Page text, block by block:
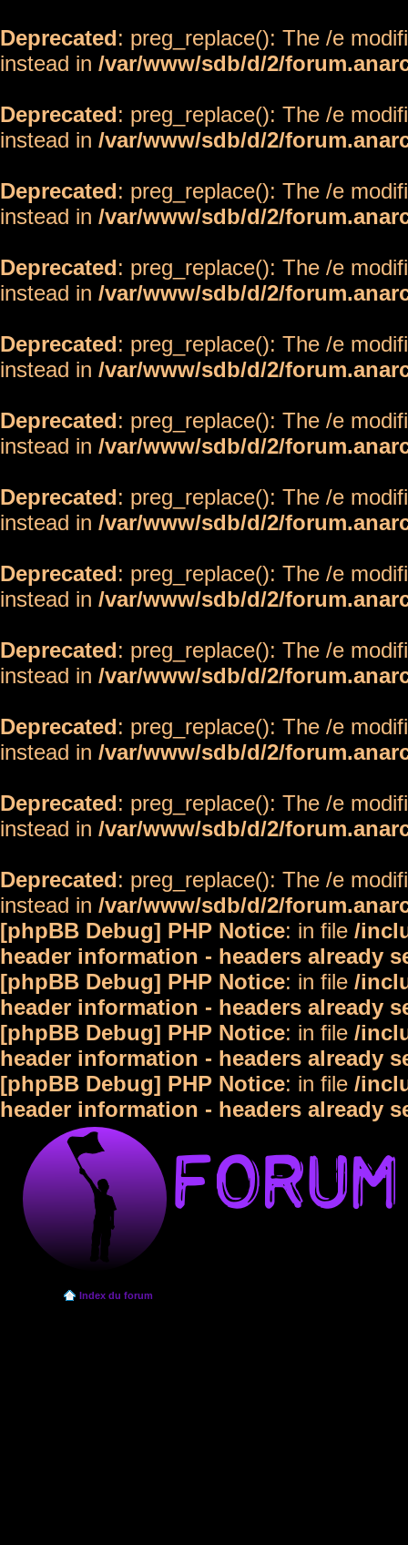
Deprecated: preg_replace(): The /e
instead in /var/www/sdb/d/2/
Deprecated: preg_replace(): The /e
instead in /var/www/sdb/d/2/
Deprecated: preg_replace(): The /e
instead in /var/www/sdb/d/2/
Deprecated: preg_replace(): The /e
instead in /var/www/sdb/d/2/
Deprecated: preg_replace(): The /e
instead in /var/www/sdb/d/2/
Deprecated: preg_replace(): The /e
instead in /var/www/sdb/d/2/
Deprecated: preg_replace(): The /e
instead in /var/www/sdb/d/2/
Deprecated: preg_replace(): The /e
instead in /var/www/sdb/d/2/
Deprecated: preg_replace(): The /e
instead in /var/www/sdb/d/2/
Deprecated: preg_replace(): The /e
instead in /var/www/sdb/d/2/
Deprecated: preg_replace(): The /e
instead in /var/www/sdb/d/2/
Deprecated: preg_replace(): The /e
instead in /var/www/sdb/d/2/
[phpBB Debug] PHP Notice: in file /
header information - headers already
[phpBB Debug] PHP Notice: in file /
header information - headers already
[phpBB Debug] PHP Notice: in file /
header information - headers already
[phpBB Debug] PHP Notice: in file /
header information - headers already
Index du forum